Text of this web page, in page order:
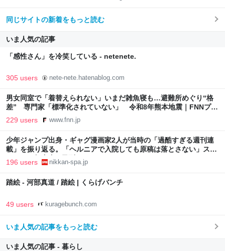
同じサイトの新着をもっと読む
いま人気の記事
「感性さん」を冷笑している - netenete.
305 users nete-nete.hatenablog.com
男女同室で「着替えられない」いまだ雑魚寝も…避難所めぐり“格
差” 専門家「標準化されていない」 令和8年熊本地震｜FNNプラ
イムオンライン
229 users www.fnn.jp
少年ジャンプ出身・ギャグ漫画家2人が当時の「過酷すぎる週刊連
載」を振り返る。「ヘルニアで入院しても原稿は落とさない」スト
イックな舞台裏 | 日刊SPA!
196 users nikkan-spa.jp
踏絵 - 河部真道 / 踏絵 | くらげバンチ
49 users kuragebunch.com
いま人気の記事をもっと読む
いま人気の記事 - 暮らし